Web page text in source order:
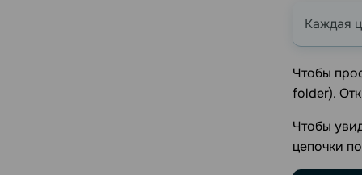
Каждая
Чтобы
folder).
Чтобы
цепочки